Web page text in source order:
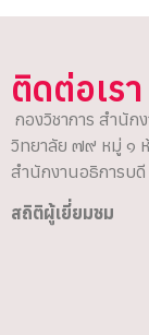
ติดต่อเรา
กองวิชาการ สำนัก
วิทยาลัย ๗๙ หมู่ ๑
สำนักงานอธิการบ
สถิติผู้เยี่ยมชม